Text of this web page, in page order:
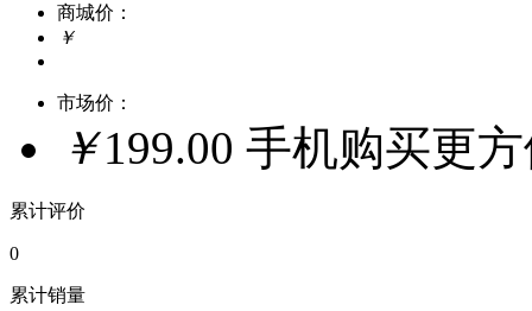
商城价：
￥
市场价：
￥199.00 手机购买更
累计评价
0
累计销量